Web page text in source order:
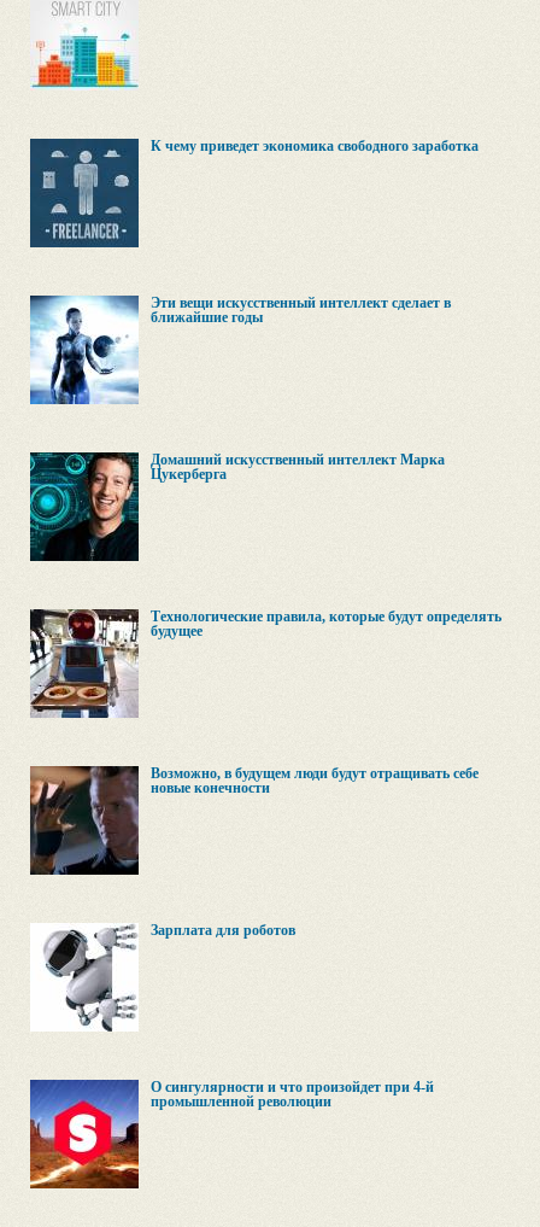
К чему приведет экономика свободного заработка
Эти вещи искусственный интеллект сделает в
ближайшие годы
Домашний искусственный интеллект Марка
Цукерберга
Технологические правила, которые будут определять
будущее
Возможно, в будущем люди будут отращивать себе
новые конечности
Зарплата для роботов
О сингулярности и что произойдет при 4-й
промышленной революции